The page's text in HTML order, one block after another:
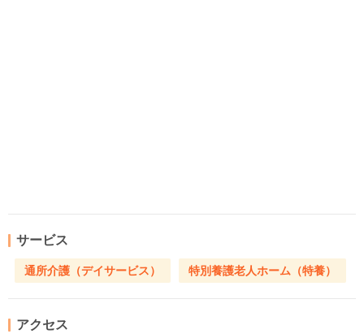
サービス
通所介護（デイサービス） 特別養護老人ホーム（特養）
アクセス